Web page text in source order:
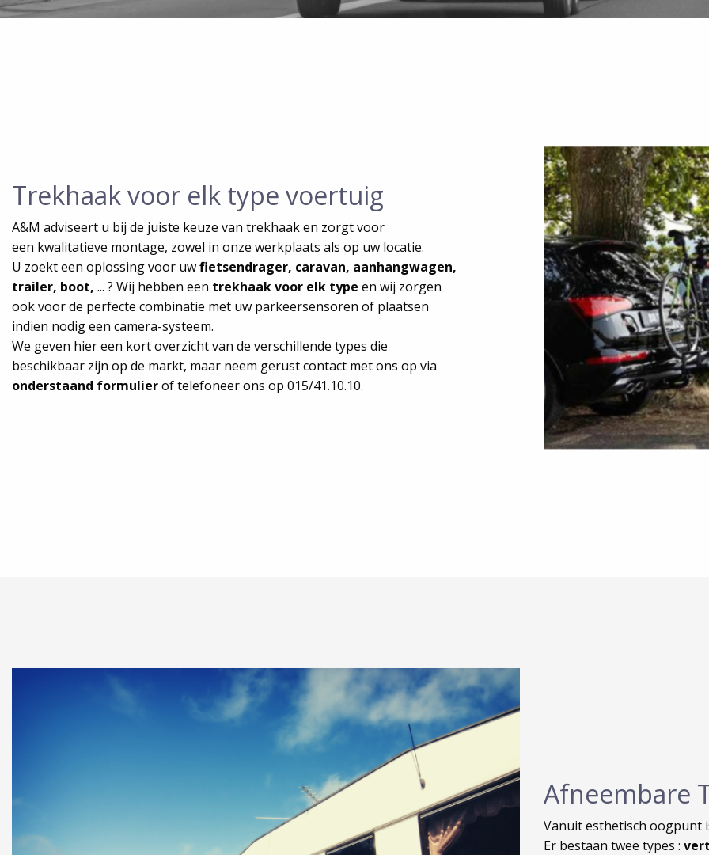
Trekhaak voor elk type voertuig
A&M adviseert u bij de juiste keuze van trekhaak en zorgt voor
een kwalitatieve montage, zowel in onze werkplaats als op uw locatie.
U zoekt een oplossing voor uwfietsendrager, caravan, aanhangwagen,
trailer, boot, ... ? Wij hebben een trekhaak voor elk type en wij zorgen
ook voor de perfecte combinatie met uw parkeersensoren of plaatsen
indien nodig een camera-systeem.
We geven hier een kort overzicht van de verschillende types die
beschikbaar zijn op de markt, maar neem gerust contact met ons op via
onderstaand formulierof telefoneer ons op 015/41.10.10.
Afneembare
Vanuit esthetisch oogpunt
Er bestaan twee types :